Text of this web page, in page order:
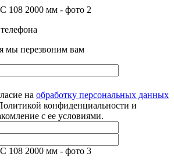
мы перезвоним вам
на обработку персональных данных
конфиденциальности и
с ее условиями.